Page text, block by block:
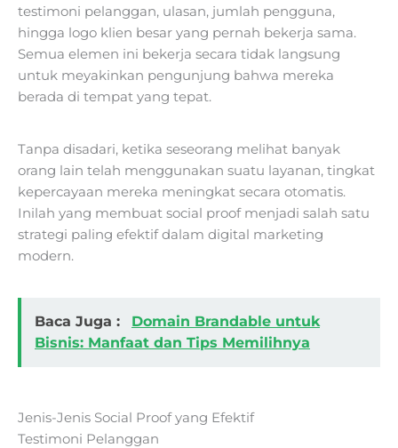
testimoni pelanggan, ulasan, jumlah pengguna,
hingga logo klien besar yang pernah bekerja sama.
Semua elemen ini bekerja secara tidak langsung
untuk meyakinkan pengunjung bahwa mereka
berada di tempat yang tepat.
Tanpa disadari, ketika seseorang melihat banyak
orang lain telah menggunakan suatu layanan, tingkat
kepercayaan mereka meningkat secara otomatis.
Inilah yang membuat social proof menjadi salah satu
strategi paling efektif dalam digital marketing
modern.
Baca Juga :
Domain Brandable untuk
Bisnis: Manfaat dan Tips Memilihnya
Jenis-Jenis Social Proof yang Efektif
Testimoni Pelanggan